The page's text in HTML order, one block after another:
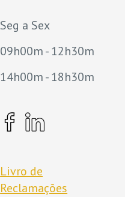
Seg a Sex
09h00m - 12h30m
14h00m - 18h30m
Livro de
Reclamações